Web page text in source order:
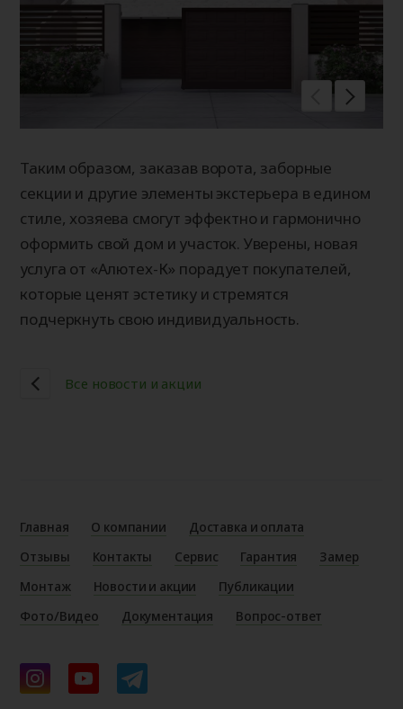
Таким образом, заказав ворота, заборные
секции и другие элементы экстерьера в едином
стиле, хозяева смогут эффектно и гармонично
оформить свой дом и участок. Уверены, новая
услуга от «Алютех-К» порадует покупателей,
которые ценят эстетику и стремятся
подчеркнуть свою индивидуальность.
Все новости и акции
Главная О компании
Доставка и оплата
Отзывы
Контакты Сервис Гарантия
Замер
Монтаж
Новости и акции
Публикации
Фото/Видео
Документация Вопрос-ответ